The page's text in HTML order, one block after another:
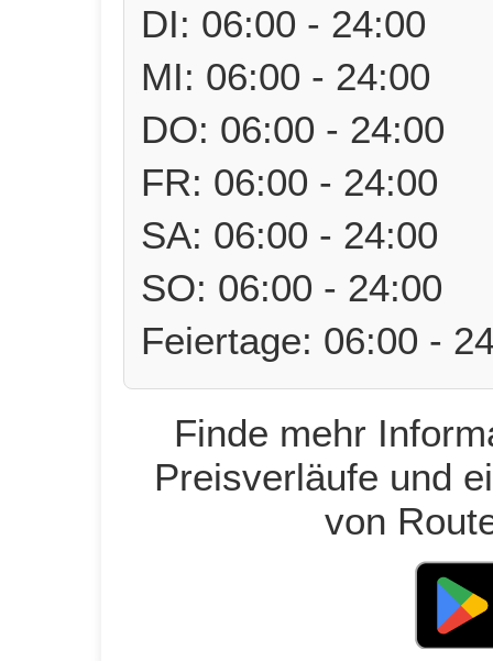
DI: 06:00 - 24:00
MI: 06:00 - 24:00
DO: 06:00 - 24:00
FR: 06:00 - 24:00
SA: 06:00 - 24:00
SO: 06:00 - 24:00
Feiertage: 06:00 -
Finde mehr
Preisverläufe und
von